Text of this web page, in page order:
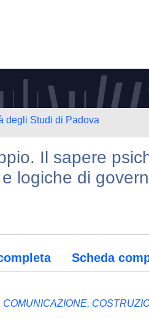
degli Studi di Padova
Il sapere
logiche di
Scheda